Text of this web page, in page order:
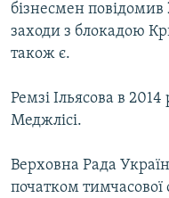
бізнесмен повідомив
заходи з блокадою
також є.
Ремзі Ільясова в
Меджлісі.
Верховна Рада
початком тимчасової